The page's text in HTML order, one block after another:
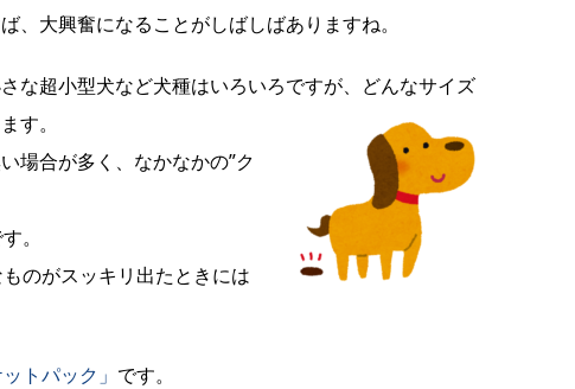
、大興奮になることがしばしばありますね。
な超小型犬など犬種はいろいろですが、どんなサイズ
す。
場合が多く、なかなかの”ク
。
のがスッキリ出たときには
トパック」 です。